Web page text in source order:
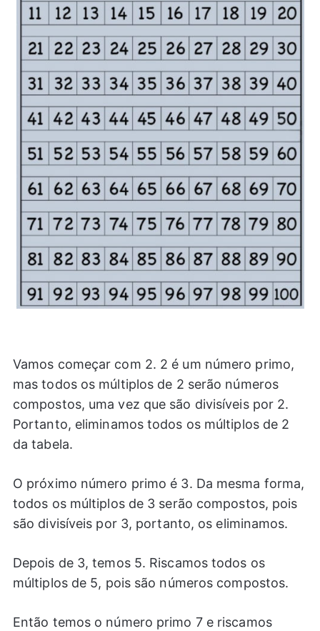
Vamos começar com 2. 2 é um número primo,
mas todos os múltiplos de 2 serão números
compostos, uma vez que são divisíveis por 2.
Portanto, eliminamos todos os múltiplos de 2
da tabela.
O próximo número primo é 3. Da mesma forma,
todos os múltiplos de 3 serão compostos, pois
são divisíveis por 3, portanto, os eliminamos.
Depois de 3, temos 5. Riscamos todos os
múltiplos de 5, pois são números compostos.
Então temos o número primo 7 e riscamos